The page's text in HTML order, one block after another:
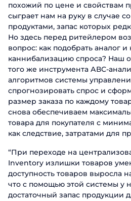
похожий по цене и свойствам
сыграет нам на руку в случае
продуктами, запас которых
Но здесь перед ритейлером
вопрос: как подобрать аналог
каннибализацию спроса? Наш
того же инструмента АВС-
алгоритмов системы
спрогнозировать спрос и
размер заказа по каждому
снова обеспечиваем
товара для покупателя с
как следствие, затратами для
“При переходе на
Inventory излишки товаров
доступность товаров выросла
что с помощью этой системы у
достаточный запас продукции